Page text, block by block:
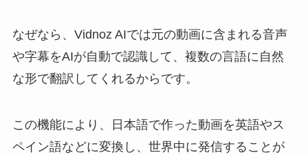
なぜなら、Vidnoz AIでは元の動画に含まれる音声
や字幕をAIが自動で認識して、複数の言語に自然
な形で翻訳してくれるからです。
この機能により、日本語で作った動画を英語やス
ペイン語などに変換し、世界中に発信することが